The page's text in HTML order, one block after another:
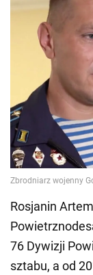
Rosjanin
76 Dywizji
sztabu, a od